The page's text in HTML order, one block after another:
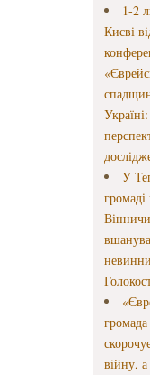
1-2
Києві
У
громаді
війну,